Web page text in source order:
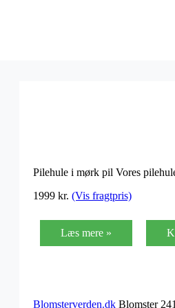
Pilehule i mørk pil Vores
1999 kr. (Vis fragtpris)
Læs mere »
Blomsterverden.dk Blomster